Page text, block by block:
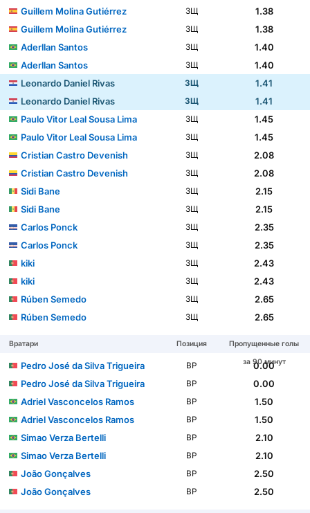
Guillem Molina Gutiérrez ЗЩ
1.38
Guillem Molina Gutiérrez
ЗЩ
1.38
Aderllan Santos
ЗЩ
1.40
Aderllan Santos
ЗЩ
1.40
Leonardo Daniel Rivas
ЗЩ
1.41
Leonardo Daniel Rivas
ЗЩ
1.41
Paulo Vitor Leal Sousa Lima
ЗЩ
1.45
Paulo Vitor Leal Sousa Lima
ЗЩ
1.45
Cristian Castro Devenish
ЗЩ
2.08
Cristian Castro Devenish
ЗЩ
2.08
Sidi Bane
ЗЩ
2.15
Sidi Bane
ЗЩ
2.15
Carlos Ponck
ЗЩ
2.35
Carlos Ponck
ЗЩ
2.35
kiki
ЗЩ
2.43
kiki
ЗЩ
2.43
Rúben Semedo
ЗЩ
2.65
Rúben Semedo
ЗЩ 2.65
Вратари Позиция
Пропущенные голы
за 90 минут
Pedro José da Silva Trigueira ВР
0.00
Pedro José da Silva Trigueira
ВР
0.00
Adriel Vasconcelos Ramos
ВР
1.50
Adriel Vasconcelos Ramos
ВР
1.50
Simao Verza Bertelli
ВР
2.10
Simao Verza Bertelli
ВР
2.10
João Gonçalves
ВР
2.50
João Gonçalves
ВР 2.50